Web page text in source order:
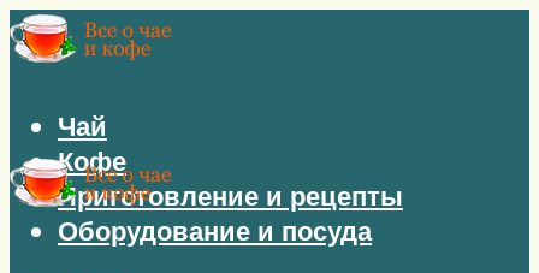
Чай
Кофе
Приготовление и рецепты
Оборудование и посуда